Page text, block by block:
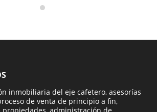
inmobiliaria del eje cafetero, asesorías
de venta de principio a fin,